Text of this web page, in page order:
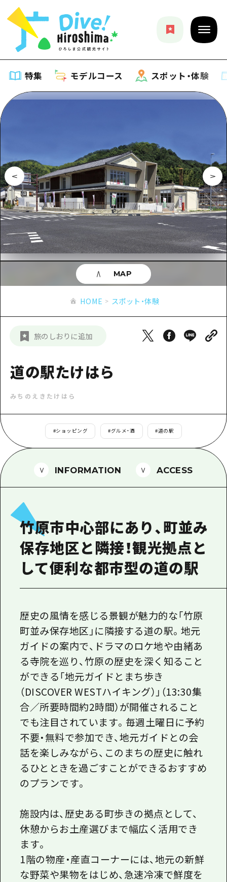
特集 モデルコース スポット・体験
おすすめ
アート
イベント・祭り
グルメ・酒
サイクリング
ショッピング
スポーツ
ナイトライフ
定番
自然
モデルコース
モデルコース一覧
Dive! Hiroshima 公式ガイド
広島もしもトラベル
あたらしい非日常
広島市周辺
安芸
備北
芸北
山口県東部
弾丸
日帰り
半日
2泊3日
スポット・体験
スポット・体験一覧
広島市周辺
安芸
備後
備北
芸北
山口県東部
愛媛県
島根県
イベント
旬情報
お役立ち情報
お役立ち情報一覧
アクセス
お得な周遊チケット
HIROSHIMA FREE Wi-Fi
観光案内所
広島県を訪れる外国人旅行者向け情報一
ボランティアガイド
ガイドブック
広島県の魅力を動画でご紹介！
よくあるご質問
フォトダウンロード
関連リンク
新着情報
事業者・学校関係者の皆さま
HOME スポット・体験
旅のしおりに追加
道の駅たけはら
みちのえきたけはら
#ショッピング #グルメ・酒 #道の駅
MAP
INFORMATION ACCESS
竹原市中心部にあり、町並み
保存地区と隣接！観光拠点と
して便利な都市型の道の駅
歴史の風情を感じる景観が魅力的な「竹原
町並み保存地区」に隣接する道の駅。地元
ガイドの案内で、ドラマのロケ地や由緒あ
る寺院を巡り、竹原の歴史を深く知ること
ができる「地元ガイドとまち歩き
（DISCOVER WESTハイキング）」（13:30集
合／所要時間約2時間）が開催されること
でも注目されています。毎週土曜日に予約
不要・無料で参加でき、地元ガイドとの会
話を楽しみながら、このまちの歴史に触れ
るひとときを過ごすことができるおすすめ
のプランです。
施設内は、歴史ある町歩きの拠点として、
休憩からお土産選びまで幅広く活用でき
ます。
1階の物産・産直コーナーには、地元の新鮮
な野菜や果物をはじめ、急速冷凍で鮮度を